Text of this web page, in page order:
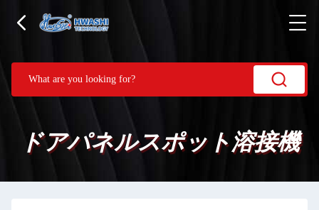
ドアパネルスポット溶接機